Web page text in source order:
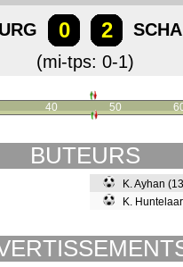
0 2
(mi-tps: 0-1)
40 50
BUTEURS
K. Ayhan
K.